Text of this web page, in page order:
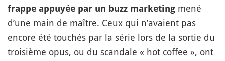
frappe appuyée par un buzz marketing mené
d’une main de maître. Ceux qui n’avaient pas
encore été touchés par la série lors de la sortie du
troisième opus, ou du scandale « hot coffee », ont